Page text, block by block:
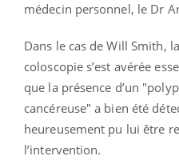
médecin personnel, le Dr
Dans le cas de Will Smith,
coloscopie s’est avérée
que la présence d’un
cancéreuse" a bien été
heureusement pu lui être
l’intervention.